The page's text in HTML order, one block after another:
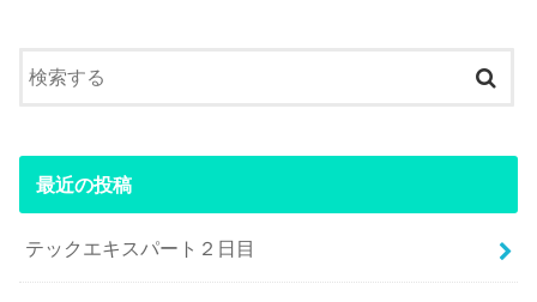
最近の投稿
テックエキスパート２日目